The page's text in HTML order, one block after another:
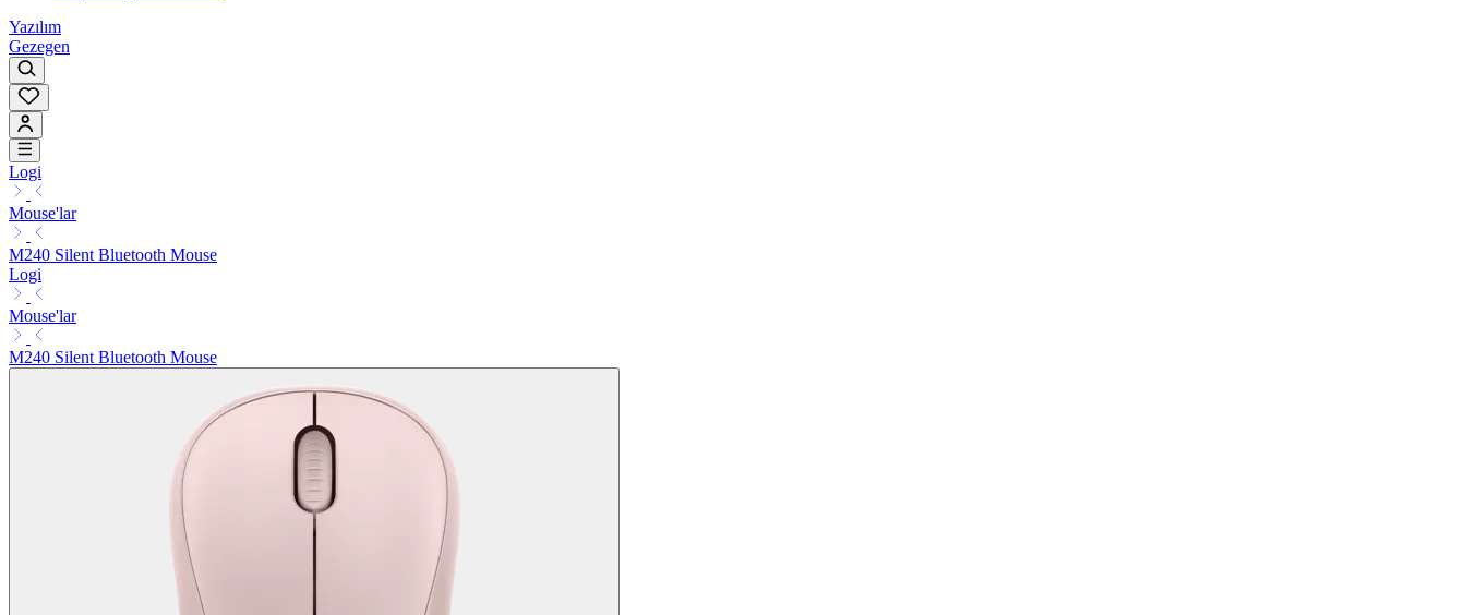
Yazılım
Gezegen
Logi
Mouse'lar
M240 Silent Bluetooth Mouse
Logi
Mouse'lar
M240 Silent Bluetooth Mouse